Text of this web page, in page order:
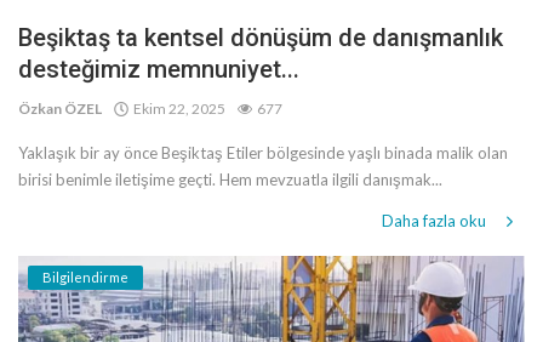
Beşiktaş ta kentsel dönüşüm de danışmanlık
desteğimiz memnuniyet...
Özkan ÖZEL Ekim 22, 2025 677
Yaklaşık bir ay önce Beşiktaş Etiler bölgesinde yaşlı binada malik olan
birisi benimle iletişime geçti. Hem mevzuatla ilgili danışmak...
Daha fazla oku
Bilgilendirme